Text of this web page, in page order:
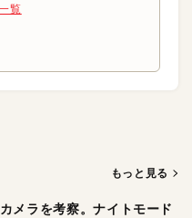
覧
もっと見る
メラを考察。ナイトモード